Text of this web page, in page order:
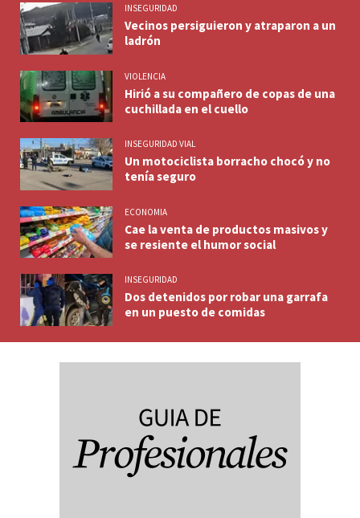
INSEGURIDAD
Vecinos persiguieron y atraparon a un
ladrón
VIOLENCIA
Hirió a su compañero de copas de una
cuchillada en el cuello
INSEGURIDAD VIAL
Un motociclista borracho chocó y no
tenía seguro
ECONOMIA
Cae la venta de productos masivos y
se resiente el humor social
INSEGURIDAD
Dos detenidos por robar una garrafa
en un puesto de comidas